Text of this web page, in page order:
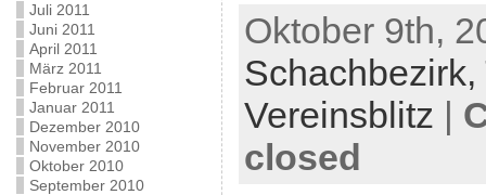
Juli 2011
Juni 2011
April 2011
März 2011
Februar 2011
Januar 2011
Dezember 2010
November 2010
Oktober 2010
September 2010
Oktober 9th,
Schachbezirk,
Vereinsblitz |
closed